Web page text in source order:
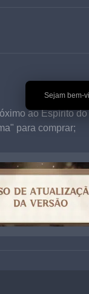
🎉 Sejam
ao Espírito
para comprar;